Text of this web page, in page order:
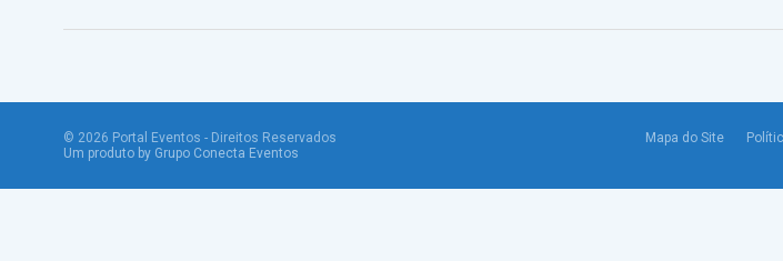
© 2026 Portal Eventos - Direitos Reservados
Um produto by Grupo Conecta Eventos
Mapa do Site